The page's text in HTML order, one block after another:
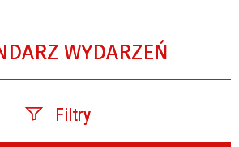
WYDARZEŃ
Filtry